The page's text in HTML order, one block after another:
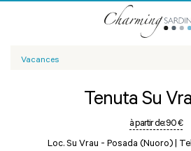
Vacances
Tenuta Su
à partir de:90 €
Loc. Su Vrau - Posada (Nuoro) |